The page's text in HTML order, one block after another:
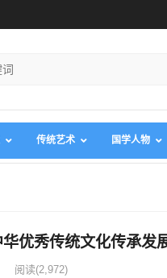
传统艺术 国学人物
优秀传统文化传承发
阅读(2,972)